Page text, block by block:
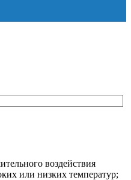
воздействия
или низких температур;